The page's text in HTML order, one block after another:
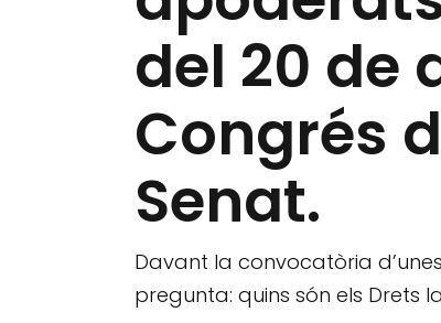
del 20 de
Congrés
Senat.
Davant la convocatòria
pregunta: quins són els Drets